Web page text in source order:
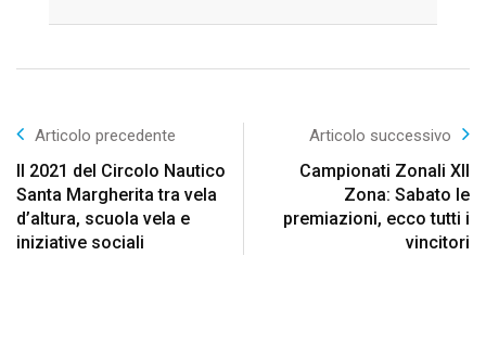
Articolo precedente
Il 2021 del Circolo Nautico
Santa Margherita tra vela
d’altura, scuola vela e
iniziative sociali
Articolo successivo
Campionati Zonali XII
Zona: Sabato le
premiazioni, ecco tutti i
vincitori